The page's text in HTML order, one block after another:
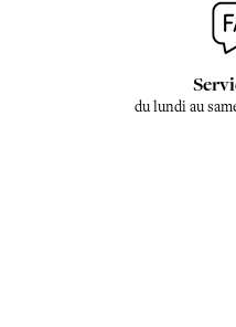
du lundi au